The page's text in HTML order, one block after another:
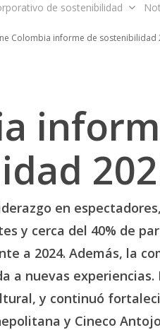
de sostenibilidad
Colombia informe de sostenibilidad
en
y cerca del 40% de
a 2024. Además, la
a nuevas experiencias.
y continuó
y Cineco